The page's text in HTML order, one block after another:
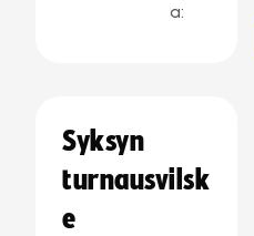
a:
Syksyn
turnausvilsk
e